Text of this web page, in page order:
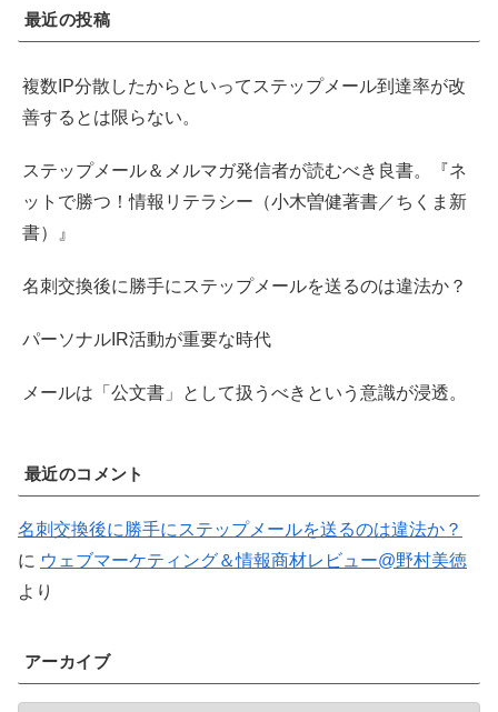
最近の投稿
複数IP分散したからといってステップメール到達率が改
善するとは限らない。
ステップメール＆メルマガ発信者が読むべき良書。『ネ
ットで勝つ！情報リテラシー（小木曽健著書／ちくま新
書）』
名刺交換後に勝手にステップメールを送るのは違法か？
パーソナルIR活動が重要な時代
メールは「公文書」として扱うべきという意識が浸透。
最近のコメント
名刺交換後に勝手にステップメールを送るのは違法か？
に ウェブマーケティング＆情報商材レビュー@野村美徳
より
アーカイブ